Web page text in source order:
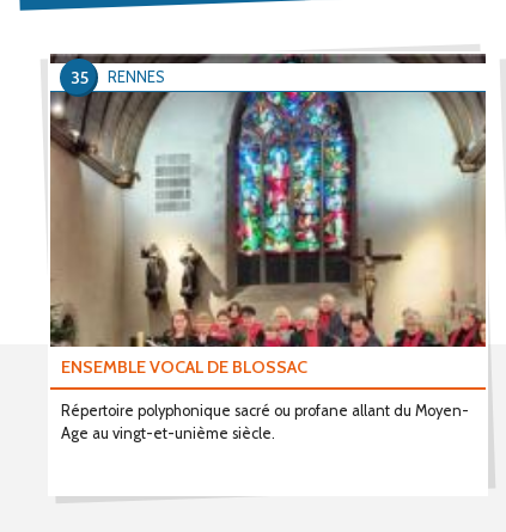
ENSEMBLE VOCAL DE BLOSSAC
Répertoire polyphonique sacré ou profane allant du Moyen-
Age au vingt-et-unième siècle.
RENNES
35